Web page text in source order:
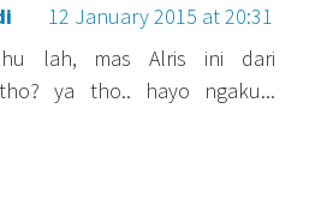
12 January 2015 at 20:31
lah, mas Alris ini dari
ya tho.. hayo ngaku...